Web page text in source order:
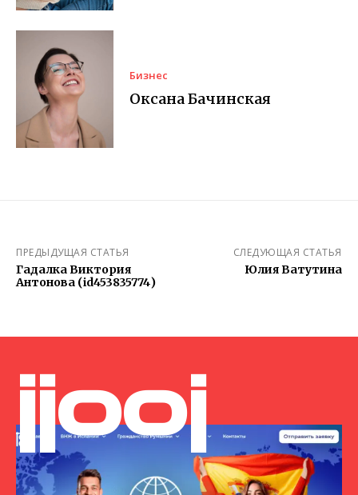
Бизнес
Оксана Бачинская
ПРЕДЫДУЩАЯ СТАТЬЯ
Гадалка Виктория
Антонова (id453835774)
СЛЕДУЮЩАЯ СТАТЬЯ
Юлия Ватутина
jjooj